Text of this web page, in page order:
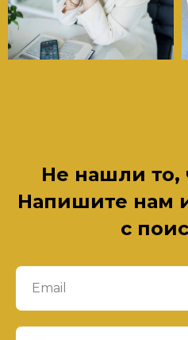
Не нашли то,
Напишите нам
с